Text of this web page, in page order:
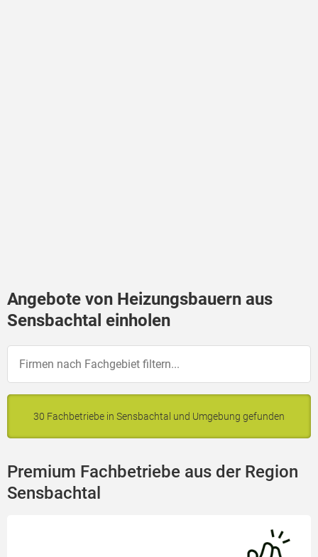
Angebote von Heizungsbauern aus
Sensbachtal einholen
30 Fachbetriebe in Sensbachtal und Umgebung gefunden
Premium Fachbetriebe aus der Region
Sensbachtal